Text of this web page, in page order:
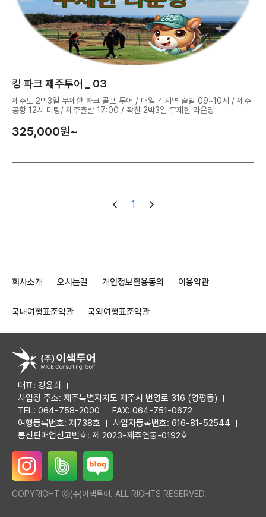
킹 파크 제주투어 _ 03
제주도 2박3일 무제한 파크 골프 투어 / 매일 각지역 출발 09~10시 / 제주
공항 12시 미팅/ 제주출발 17:00 / 꽉찬 2박3일 무제한 라운딩
325,000원~
1
회사소개 오시는길 개인정보활용동의 이용약관
국내여행표준약관 국외여행표준약관
대표: 강윤희
사업장 주소: 제주특별자치도 제주시 번영로 316 (영평동)
TEL: 064-758-2000
FAX: 064-751-0672
여행등록번호: 제738호
사업자등록번호: 616-81-52544
통신판매업신고번호: 제 2023-제주연동-0192호
COPYRIGHT ⓒ(주)이색투어. ALL RIGHTS RESERVED.